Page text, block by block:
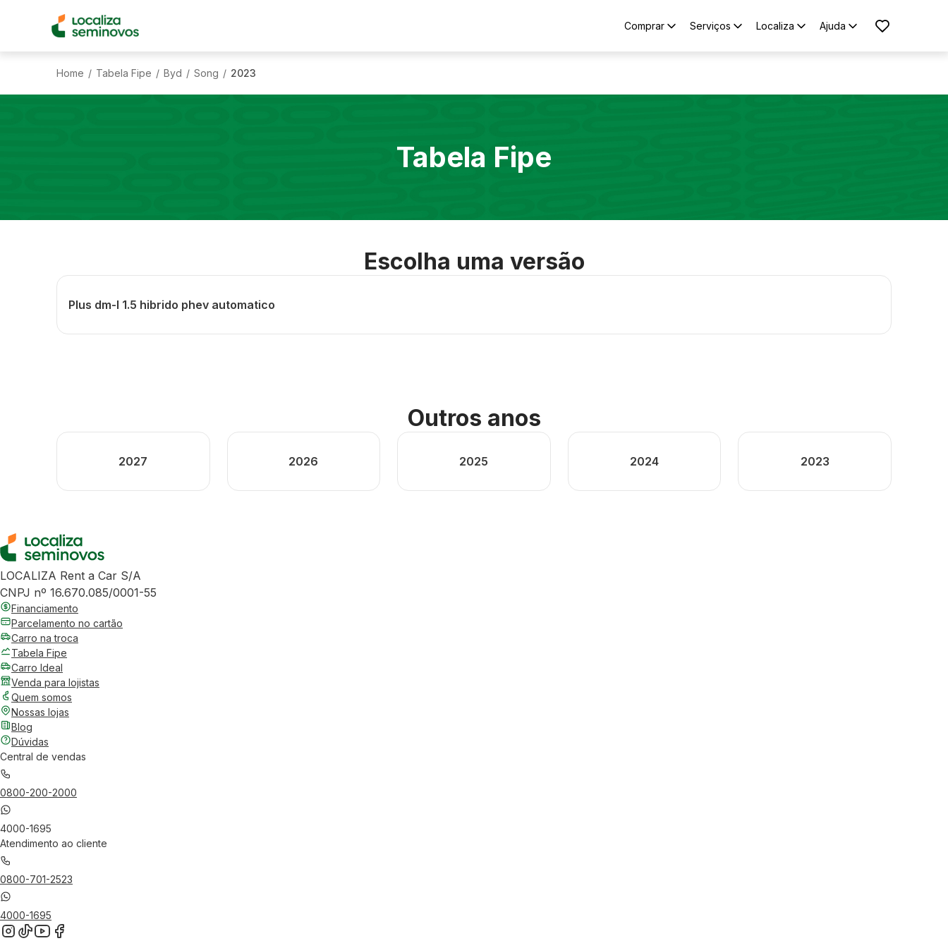
Comprar Serviços Localiza Ajuda
Home / Tabela Fipe / Byd / Song / 2023
Tabela Fipe
Escolha uma versão
Plus dm-I 1.5 hibrido phev automatico
Outros anos
2027 2026 2025 2024 2023
LOCALIZA Rent a Car S/A
CNPJ nº 16.670.085/0001-55
Financiamento
Parcelamento no cartão
Carro na troca
Tabela Fipe
Carro Ideal
Venda para lojistas
Quem somos
Nossas lojas
Blog
Dúvidas
Central de vendas
0800-200-2000
4000-1695
Atendimento ao cliente
0800-701-2523
4000-1695